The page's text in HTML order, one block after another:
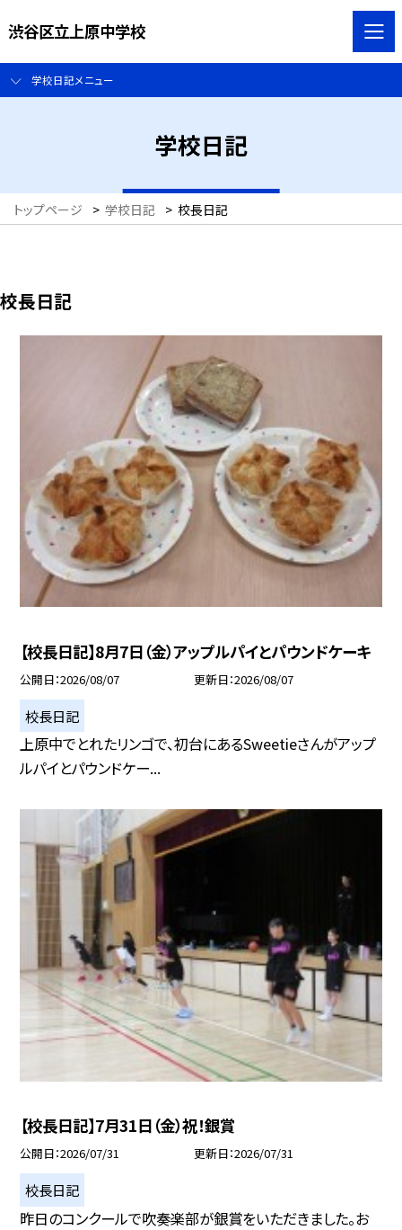
渋谷区立上原中学校
学校日記メニュー
学校日記
トップページ > 学校日記 > 校長日記
校長日記
【校長日記】8月7日（金）アップルパイとパウンドケーキ
公開日 2026/08/07 更新日 2026/08/07
校長日記
上原中でとれたリンゴで、初台にあるSweetieさんがアップ
ルパイとパウンドケー...
【校長日記】7月31日（金）祝！銀賞
公開日 2026/07/31 更新日 2026/07/31
校長日記
昨日のコンクールで吹奏楽部が銀賞をいただきました。お